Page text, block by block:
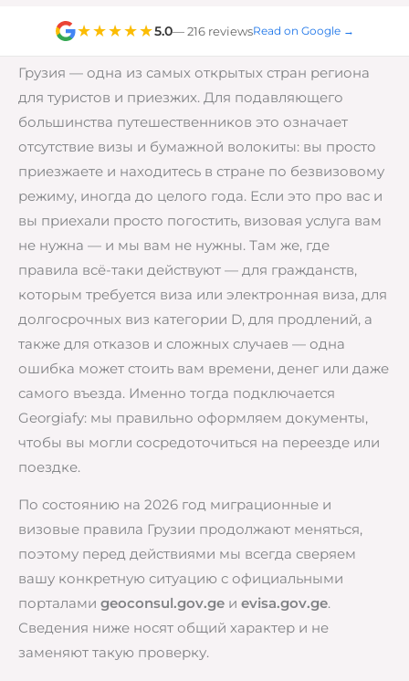
★★★★★5.0— 216 reviewsRead on Google →
Грузия — одна из самых открытых стран региона
для туристов и приезжих. Для подавляющего
большинства путешественников это означает
отсутствие визы и бумажной волокиты: вы просто
приезжаете и находитесь в стране по безвизовому
режиму, иногда до целого года. Если это про вас и
вы приехали просто погостить, визовая услуга вам
не нужна — и мы вам не нужны. Там же, где
правила всё-таки действуют — для гражданств,
которым требуется виза или электронная виза, для
долгосрочных виз категории D, для продлений, а
также для отказов и сложных случаев — одна
ошибка может стоить вам времени, денег или даже
самого въезда. Именно тогда подключается
Georgiafy: мы правильно оформляем документы,
чтобы вы могли сосредоточиться на переезде или
поездке.
По состоянию на 2026 год миграционные и
визовые правила Грузии продолжают меняться,
поэтому перед действиями мы всегда сверяем
вашу конкретную ситуацию с официальными
порталами geoconsul.gov.ge и evisa.gov.ge.
Сведения ниже носят общий характер и не
заменяют такую проверку.